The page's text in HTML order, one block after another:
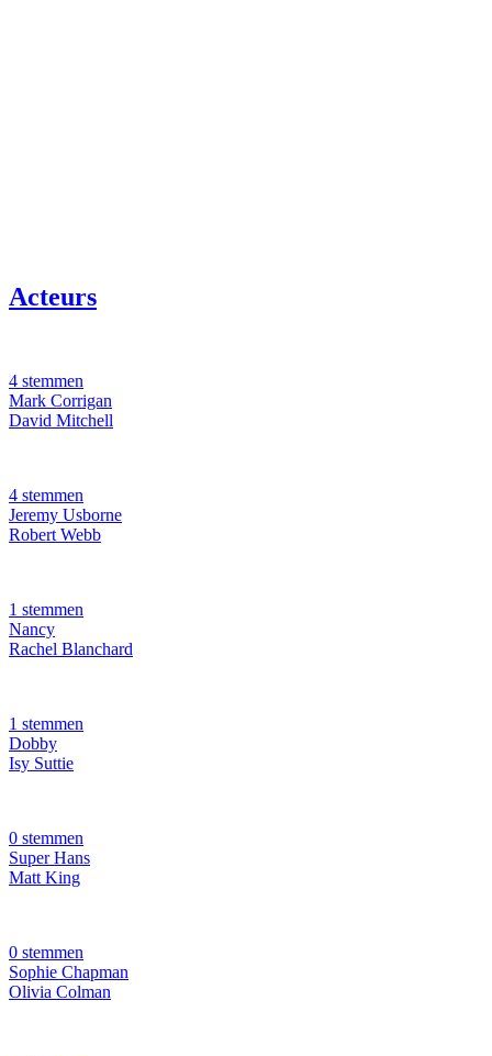
Acteurs
4 stemmen
Mark Corrigan
David Mitchell
4 stemmen
Jeremy Usborne
Robert Webb
1 stemmen
Nancy
Rachel Blanchard
1 stemmen
Dobby
Isy Suttie
0 stemmen
Super Hans
Matt King
0 stemmen
Sophie Chapman
Olivia Colman